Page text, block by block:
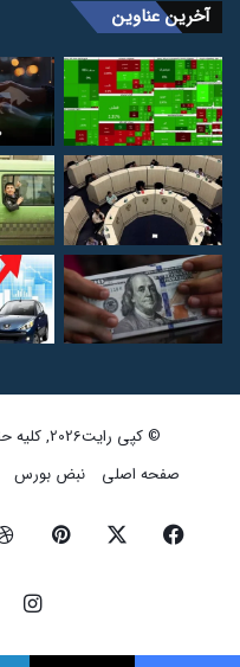
آخرین عناوین
© کپی رایت2026, کلیه حقوق برای اکو بورس محفوظ است.
صفحه اصلی
نبض بورس
فیسبوک ایکس